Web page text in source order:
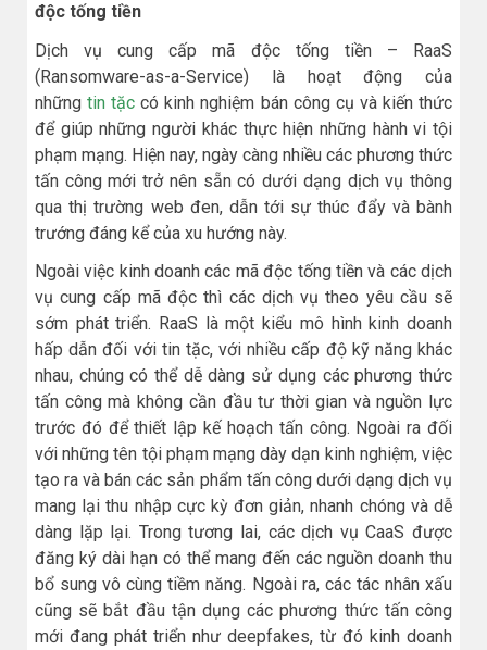
độc tống tiền
Dịch vụ cung cấp mã độc tống tiền – RaaS
(Ransomware-as-a-Service) là hoạt động của
nhữngtin tặccó kinh nghiệm bán công cụ và kiến ​​thức
để giúp những người khác thực hiện những hành vi tội
phạm mạng. Hiện nay, ngày càng nhiều các phương thức
tấn công mới trở nên sẵn có dưới dạng dịch vụ thông
qua thị trường web đen, dẫn tới sự thúc đẩy và bành
trướng đáng kể của xu hướng này.
Ngoài việc kinh doanh các mã độc tống tiền và các dịch
vụ cung cấp mã độc thì các dịch vụ theo yêu cầu sẽ
sớm phát triển. RaaS là một kiểu mô hình kinh doanh
hấp dẫn đối với tin tặc, với nhiều cấp độ kỹ năng khác
nhau, chúng có thể dễ dàng sử dụng các phương thức
tấn công mà không cần đầu tư thời gian và nguồn lực
trước đó để thiết lập kế hoạch tấn công. Ngoài ra đối
với những tên tội phạm mạng dày dạn kinh nghiệm, việc
tạo ra và bán các sản phẩm tấn công dưới dạng dịch vụ
mang lại thu nhập cực kỳ đơn giản, nhanh chóng và dễ
dàng lặp lại. Trong tương lai, các dịch vụ CaaS được
đăng ký dài hạn có thể mang đến các nguồn doanh thu
bổ sung vô cùng tiềm năng. Ngoài ra, các tác nhân xấu
cũng sẽ bắt đầu tận dụng các phương thức tấn công
mới đang phát triển như deepfakes, từ đó kinh doanh